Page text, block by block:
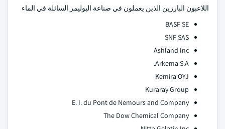
اللاعبون البارزين الذين يعملون في صناعة البوليمر السائلة في الماء
BASF SE
SNF SAS
Ashland Inc
Arkema S.A.
Kemira OYJ
Kuraray Group
E. I. du Pont de Nemours and Company
The Dow Chemical Company